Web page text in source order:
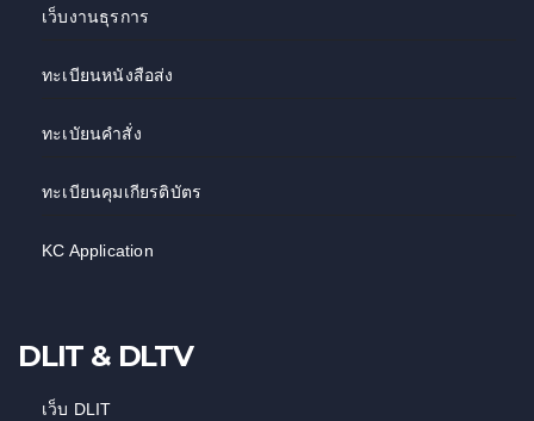
เว็บงานธุรการ
ทะเบียนหนังสือส่ง
ทะเบัยนคำสั่ง
ทะเบียนคุมเกียรติบัตร
KC Application
DLIT & DLTV
เว็บ DLIT